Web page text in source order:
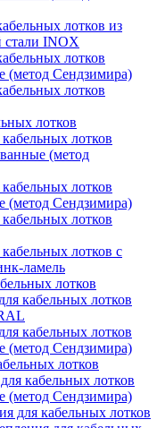
лотков из
INOX
лотков
(метод Сендзимира)
лотков
лотков
лотков
(метод
лотков
(метод Сендзимира)
лотков
лотков с
ламель
лотков
кабельных лотков
кабельных лотков
(метод Сендзимира)
лотков
кабельных лотков
(метод Сендзимира)
для кабельных лотков